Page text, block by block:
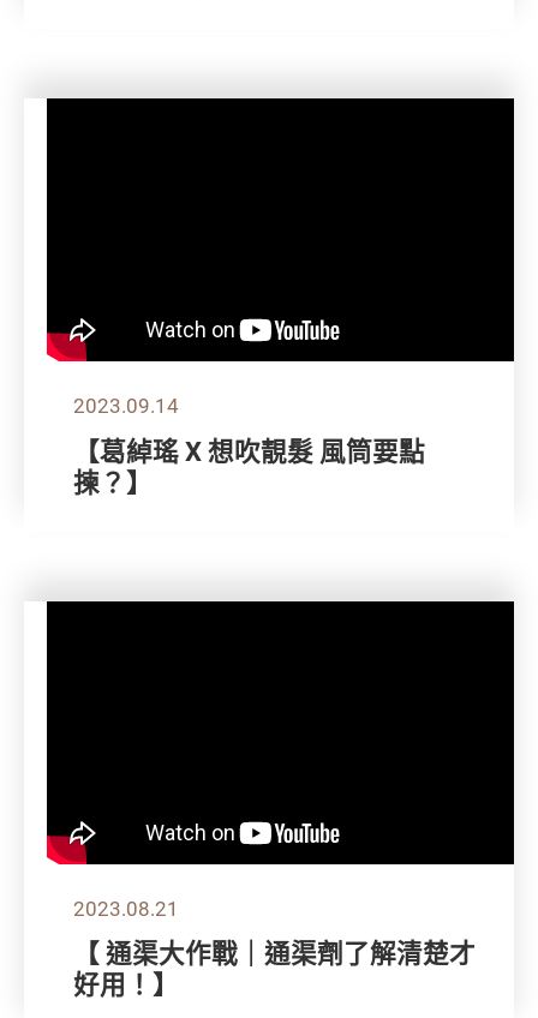
2023.09.14
【葛綽瑤 X 想吹靚髮 風筒要點
揀？】
2023.08.21
【 通渠大作戰｜通渠劑了解清楚才
好用！】